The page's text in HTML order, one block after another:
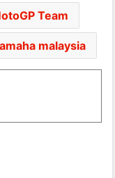
Team
malaysia